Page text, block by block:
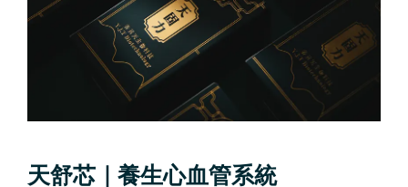
天舒芯｜養生心血管系統